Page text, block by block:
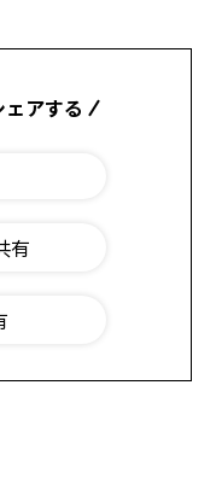
アする
有